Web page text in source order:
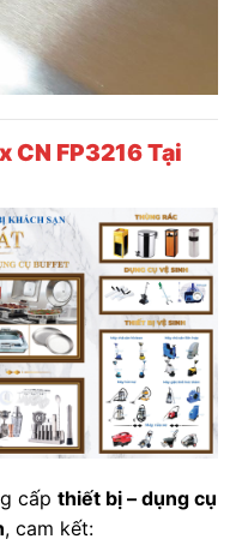
CN FP3216 Tại
cấp thiết bị – dụng cụ
, cam kết: